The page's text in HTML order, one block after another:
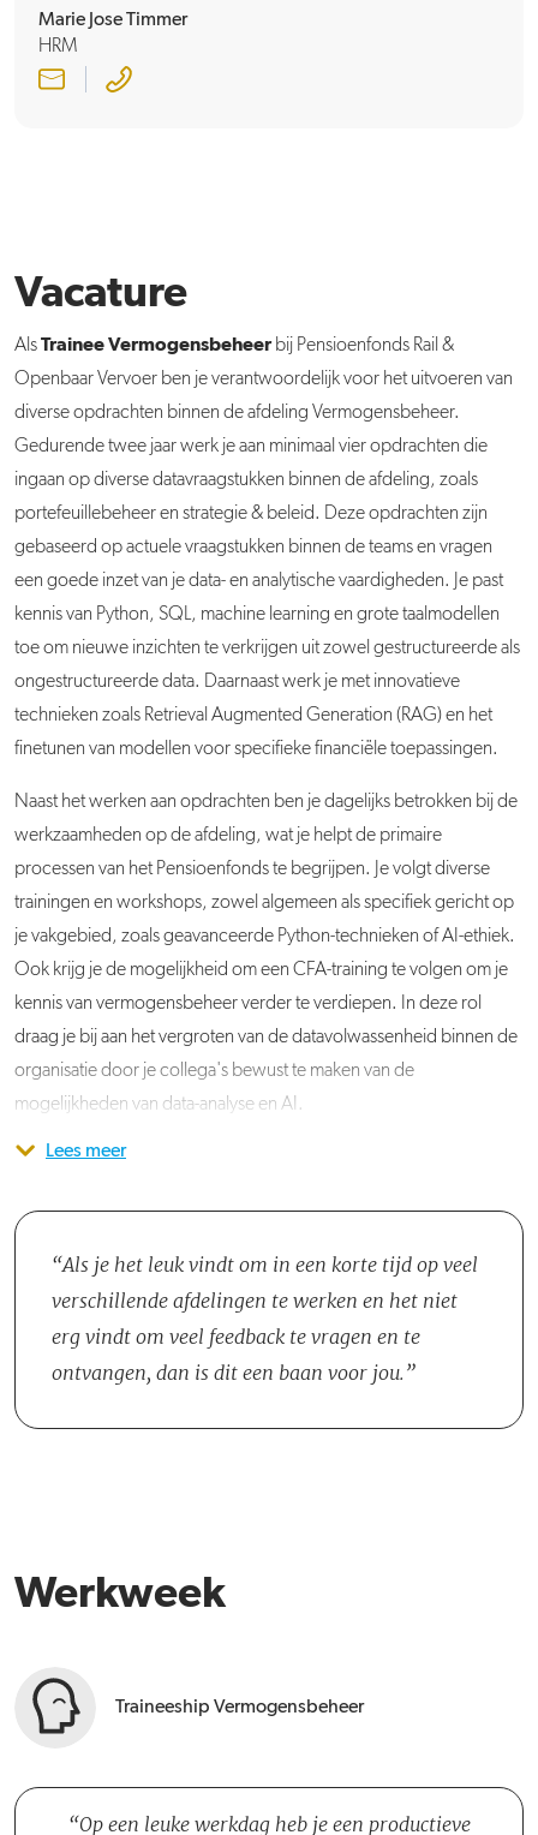
Marie Jose Timmer
HRM
Vacature
AlsTrainee Vermogensbeheerbij Pensioenfonds Rail &
Openbaar Vervoer ben je verantwoordelijk voor het uitvoeren van
diverse opdrachten binnen de afdeling Vermogensbeheer.
Gedurende twee jaar werk je aan minimaal vier opdrachten die
ingaan op diverse datavraagstukken binnen de afdeling, zoals
portefeuillebeheer en strategie & beleid. Deze opdrachten zijn
gebaseerd op actuele vraagstukken binnen de teams en vragen
een goede inzet van je data- en analytische vaardigheden. Je past
kennis van Python, SQL, machine learning en grote taalmodellen
toe om nieuwe inzichten te verkrijgen uit zowel gestructureerde als
ongestructureerde data. Daarnaast werk je met innovatieve
technieken zoals Retrieval Augmented Generation (RAG) en het
finetunen van modellen voor specifieke financiële toepassingen.
Naast het werken aan opdrachten ben je dagelijks betrokken bij de
werkzaamheden op de afdeling, wat je helpt de primaire
processen van het Pensioenfonds te begrijpen. Je volgt diverse
trainingen en workshops, zowel algemeen als specifiek gericht op
je vakgebied, zoals geavanceerde Python-technieken of AI-ethiek.
Ook krijg je de mogelijkheid om een ​​CFA-training te volgen om je
kennis van vermogensbeheer verder te verdiepen. In deze rol
draag je bij aan het vergroten van de datavolwassenheid binnen de
organisatie door je collega's bewust te maken van de
mogelijkheden van data-analyse en AI.
Je maakt deel uit van de afdeling Asset Management, een team van
word je begeleid door de teamleider Manager Selectie &
Monitoring en een HR Adviseur voor persoonlijke ontwikkeling.
Daarnaast word je gekoppeld aan een oud-trainee, die als buddy
fungeert om je binnen de organisatie te begeleiden en te
Lees meer
Als je het leuk vindt om in een korte tijd op veel
verschillende afdelingen te werken en het niet
erg vindt om veel feedback te vragen en te
ontvangen, dan is dit een baan voor jou.
Werkweek
Traineeship Vermogensbeheer
Op een leuke werkdag heb je een productieve